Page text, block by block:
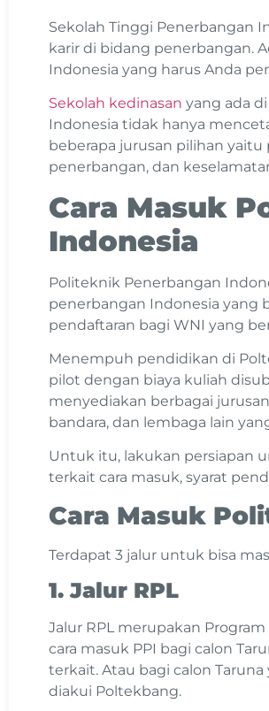
Sekolah Tinggi Penerbangan
karir di bidang penerbangan.
Indonesia yang harus Anda
Sekolah kedinasan yang ada
Indonesia tidak hanya
beberapa jurusan pilihan
penerbangan, dan
Cara Masuk
Indonesia
Politeknik Penerbangan
penerbangan Indonesia yang
pendaftaran bagi WNI yang
Menempuh pendidikan di
pilot dengan biaya kuliah
menyediakan berbagai
bandara, dan lembaga lain
Untuk itu, lakukan persiapan
terkait cara masuk, syarat
Cara Masuk
Terdapat 3 jalur untuk bisa
1. Jalur RPL
Jalur RPL merupakan
cara masuk PPI bagi calon
terkait. Atau bagi calon
diakui Poltekbang.